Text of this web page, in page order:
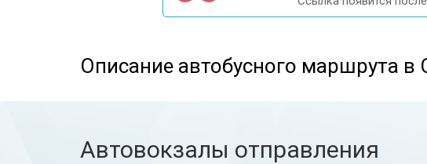
Описание автобусного маршрута в
Автовокзалы отправления